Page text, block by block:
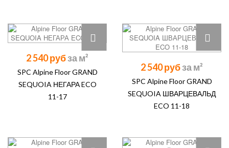
2 540 руб
SPC Alpine Floor GRAND
SEQUOIA НЕГАРА ECO
11-17
2 540 руб
SPC Alpine Floor GRAND
SEQUOIA ШВАРЦЕВАЛЬД
ECO 11-18